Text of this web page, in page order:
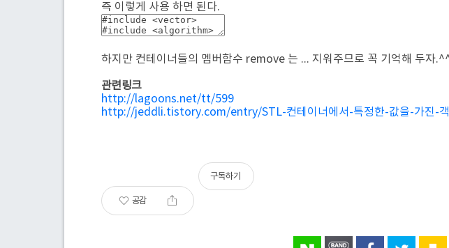
즉 이렇게 사용 하면 된다.
하지만 컨테이너들의 멤버함수 remove 는 ... 지워주므로 꼭 기억해 두자
관련링크
http://lagoons.net/tt/599
http://jeddli.tistory.com/entry/STL-컨테이너에서-특정한-값을-가진-객
공감
구독하기